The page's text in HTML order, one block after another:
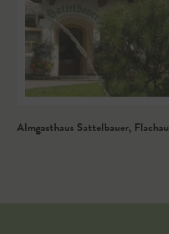
Almgasthaus Sattelbauer, Flachau